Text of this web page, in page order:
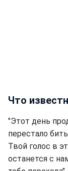
Что
"Этот день
перестало
Твой голос в
останется с